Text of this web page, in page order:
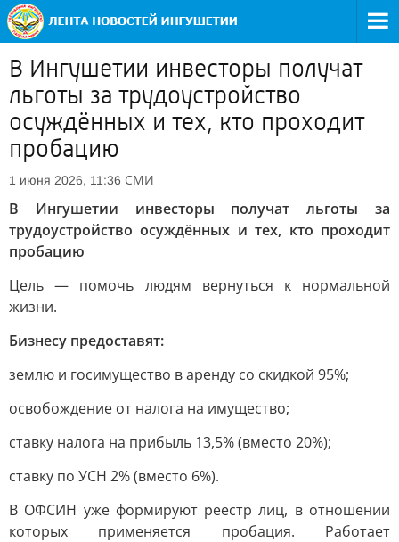
В Ингушетии инвесторы получат
льготы за трудоустройство
осуждённых и тех, кто проходит
пробацию
1 июня 2026, 11:36 СМИ
В Ингушетии инвесторы получат льготы за
трудоустройство осуждённых и тех, кто проходит
пробацию
Цель — помочь людям вернуться к нормальной
жизни.
Бизнесу предоставят:
землю и госимущество в аренду со скидкой 95%;
освобождение от налога на имущество;
ставку налога на прибыль 13,5% (вместо 20%);
ставку по УСН 2% (вместо 6%).
В ОФСИН уже формируют реестр лиц, в отношении
которых применяется пробация. Работает